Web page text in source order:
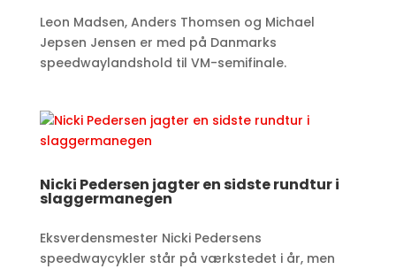
Leon Madsen, Anders Thomsen og Michael
Jepsen Jensen er med på Danmarks
speedwaylandshold til VM-semifinale.​
Nicki Pedersen jagter en sidste rundtur i
slaggermanegen
Eksverdensmester Nicki Pedersens
speedwaycykler står på værkstedet i år, men